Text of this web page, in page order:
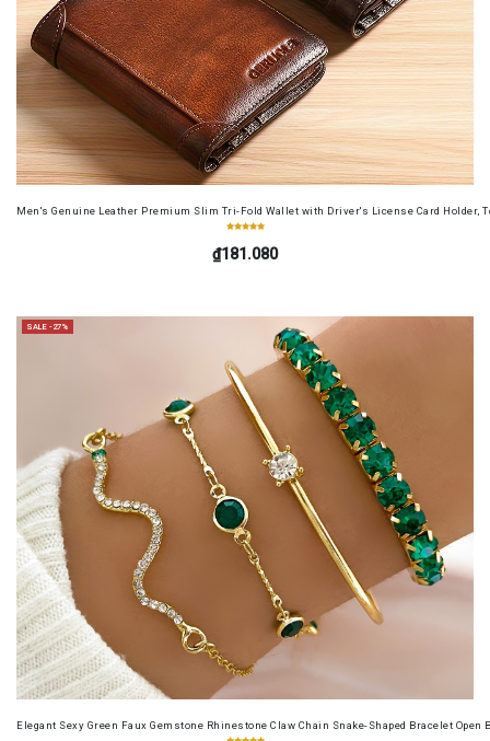
Men's Genuine Leather Premium Slim Tri-Fold Wallet with Driver's License Card Holder,
₫181.080
SALE -27%
Elegant Sexy Green Faux Gemstone Rhinestone Claw Chain Snake-Shaped Bracelet Open